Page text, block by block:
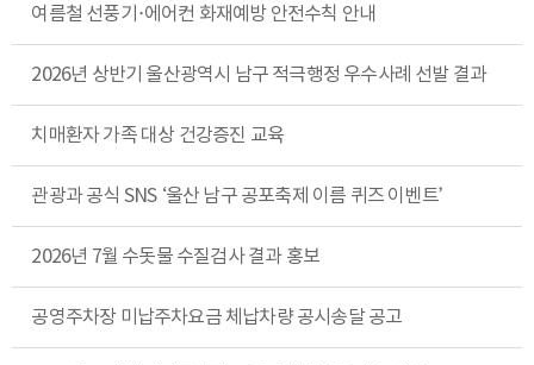
여름철 선풍기·에어컨 화재예방 안전수칙 안내
2026년 상반기 울산광역시 남구 적극행정 우수사례 선발 결과
치매환자 가족 대상 건강증진 교육
관광과 공식 SNS ‘울산 남구 공포축제 이름 퀴즈 이벤트’
2026년 7월 수돗물 수질검사 결과 홍보
공영주차장 미납주차요금 체납차량 공시송달 공고